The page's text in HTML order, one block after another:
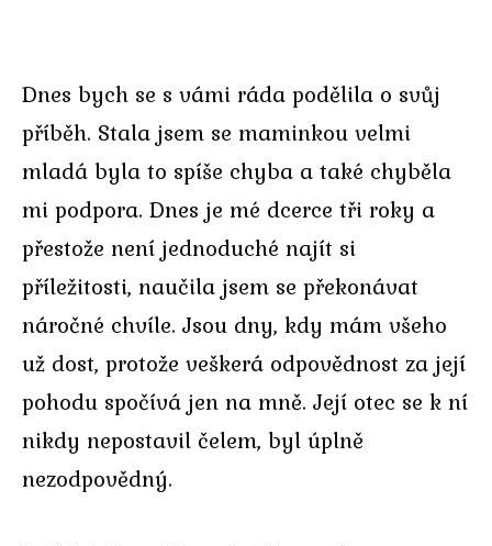
Dnes bych se s vámi ráda podělila o svůj
příběh. Stala jsem se maminkou velmi
mladá byla to spíše chyba a také chyběla
mi podpora. Dnes je mé dcerce tři roky a
přestože není jednoduché najít si
příležitosti, naučila jsem se překonávat
náročné chvíle. Jsou dny, kdy mám všeho
už dost, protože veškerá odpovědnost za její
pohodu spočívá jen na mně. Její otec se k ní
nikdy nepostavil čelem, byl úplně
nezodpovědný.